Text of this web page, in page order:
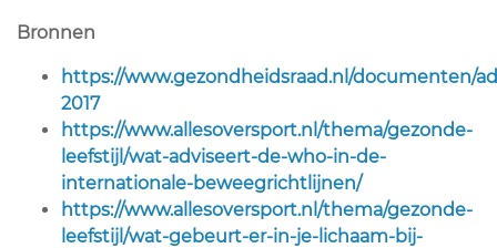
Bronnen
https://www.gezondheidsraad.nl/documenten/
2017
https://www.allesoversport.nl/thema/gezonde-
leefstijl/wat-adviseert-de-who-in-de-
internationale-beweegrichtlijnen/
https://www.allesoversport.nl/thema/gezonde-
leefstijl/wat-gebeurt-er-in-je-lichaam-bij-